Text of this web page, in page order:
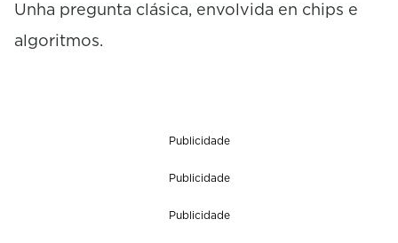
Unha pregunta clásica, envolvida en chips e
algoritmos.
Publicidade
Publicidade
Publicidade